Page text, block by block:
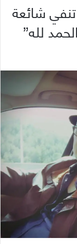
شائعة
لله”